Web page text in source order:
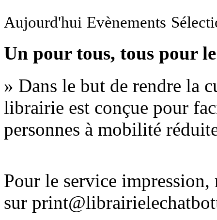
Aujourd'hui Evènements
Un pour tous, tous pour
» Dans le but de rendre la
librairie est conçue pour
personnes à mobilité
Pour le service
sur